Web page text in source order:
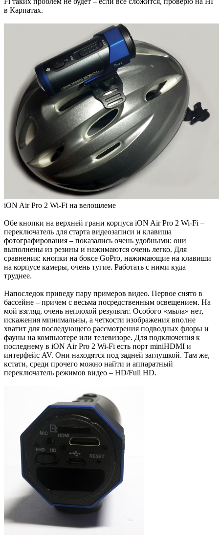
в Карпатах.
iON Air Pro 2 Wi-Fi на велошлеме
Обе кнопки на верхней грани корпуса iON Air Pro 2 Wi-Fi –
переключатель для старта видеозаписи и клавиша
фотографирования – показались очень удобными: они
выполнены из резины и нажимаются очень легко. Для
сравнения: кнопки на боксе GoPro, нажимающие на клавиши
на корпусе камеры, очень тугие. Работать с ними куда
труднее.
Напоследок приведу пару примеров видео. Первое снято в
бассейне – причем с весьма посредственным освещением. На
мой взгляд, очень неплохой результат. Особого «мыла» нет,
искажения минимальны, а четкости изображения вполне
хватит для последующего рассмотрения подводных флоры и
фауны на компьютере или телевизоре. Для подключения к
последнему в iON Air Pro 2 Wi-Fi есть порт miniHDMI и
интерфейс AV. Они находятся под задней заглушкой. Там же,
кстати, среди прочего можно найти и аппаратный
переключатель режимов видео – HD/Full HD.